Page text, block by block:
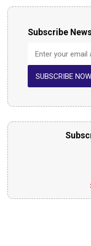
Subscribe
SUBSCRIBE NOW